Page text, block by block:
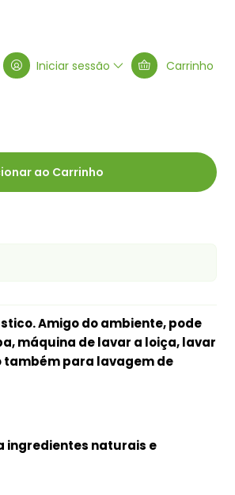
Iniciar sessão Carrinho
ao Carrinho
Amigo do ambiente, pode
máquina de lavar a loiça, lavar
também para lavagem de
ingredientes naturais e